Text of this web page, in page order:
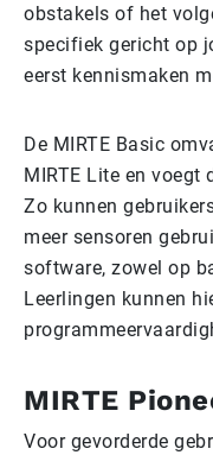
obstakels of het
specifiek gericht op
eerst kennismaken
De MIRTE Basic
MIRTE Lite en voegt
Zo kunnen
meer sensoren
software, zowel op
Leerlingen kunnen
MIRTE
Voor gevorderde